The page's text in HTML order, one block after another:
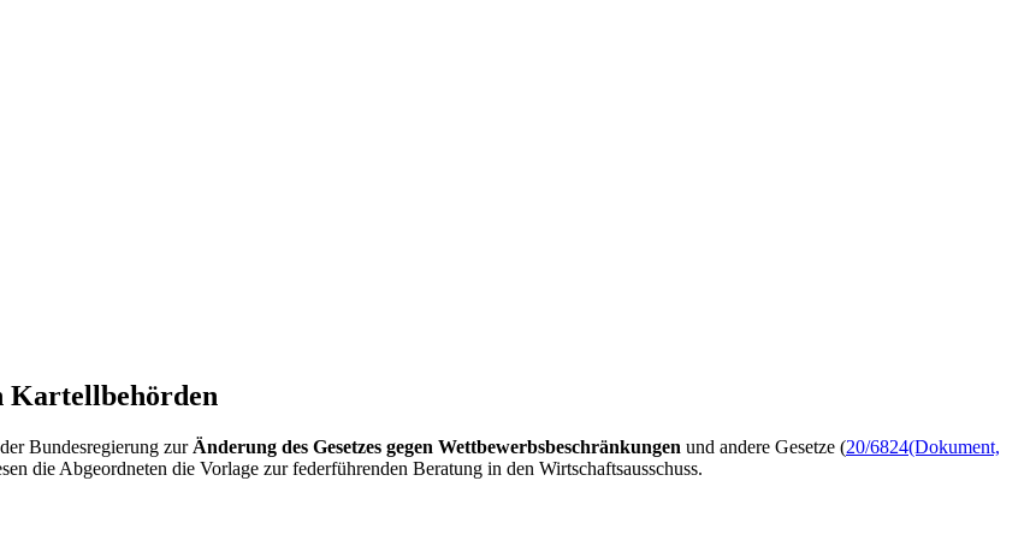
Kartell­behörden
Bundesregierung zur Änderung des Gesetzes gegen Wettbewerbsbeschränkungen und andere Gesetze (20/6824(Dokument,
die Abgeordneten die Vorlage zur federführenden Beratung in den Wirtschaftsausschuss.